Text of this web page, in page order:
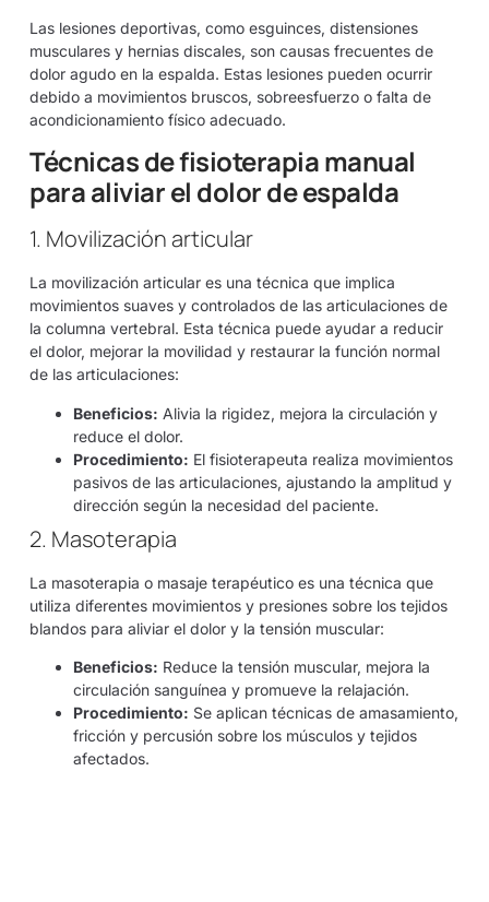
Las lesiones deportivas, como esguinces, distensiones
musculares y hernias discales, son causas frecuentes de
dolor agudo en la espalda. Estas lesiones pueden ocurrir
debido a movimientos bruscos, sobreesfuerzo o falta de
acondicionamiento físico adecuado.
Técnicas de fisioterapia manual
para aliviar el dolor de espalda
1. Movilización articular
La movilización articular es una técnica que implica
movimientos suaves y controlados de las articulaciones de
la columna vertebral. Esta técnica puede ayudar a reducir
el dolor, mejorar la movilidad y restaurar la función normal
de las articulaciones:
Beneficios: Alivia la rigidez, mejora la circulación y
reduce el dolor.
Procedimiento: El fisioterapeuta realiza movimientos
pasivos de las articulaciones, ajustando la amplitud y
dirección según la necesidad del paciente.
2. Masoterapia
La masoterapia o masaje terapéutico es una técnica que
utiliza diferentes movimientos y presiones sobre los tejidos
blandos para aliviar el dolor y la tensión muscular:
Beneficios: Reduce la tensión muscular, mejora la
circulación sanguínea y promueve la relajación.
Procedimiento: Se aplican técnicas de amasamiento,
fricción y percusión sobre los músculos y tejidos
afectados.